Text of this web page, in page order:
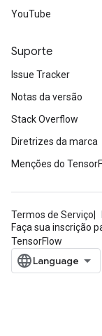
YouTube
Suporte
Issue Tracker
Notas da versão
Stack Overflow
Diretrizes da marca
Menções do
Termos de Serviço
Faça sua inscrição
TensorFlow